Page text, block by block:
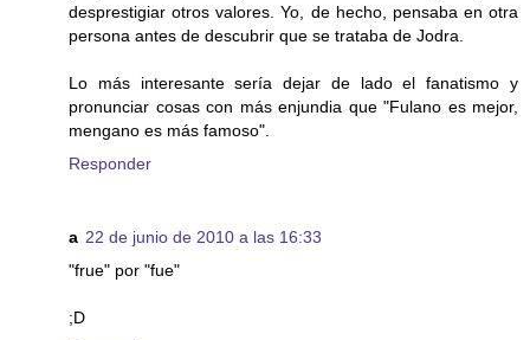
desprestigiar otros valores. Yo, de hecho, pensaba en otra
persona antes de descubrir que se trataba de Jodra.
Lo más interesante sería dejar de lado el fanatismo y
pronunciar cosas con más enjundia que "Fulano es mejor,
mengano es más famoso".
Responder
a 22 de junio de 2010 a las 16:33
"frue" por "fue"
;D